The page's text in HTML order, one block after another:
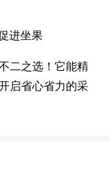
进坐果
二之选！它能精
启省心省力的采